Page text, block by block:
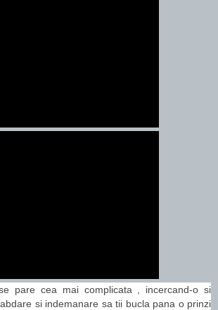
pare cea mai complicata , incercand-o si
si indemanare sa tii bucla pana o prinzi